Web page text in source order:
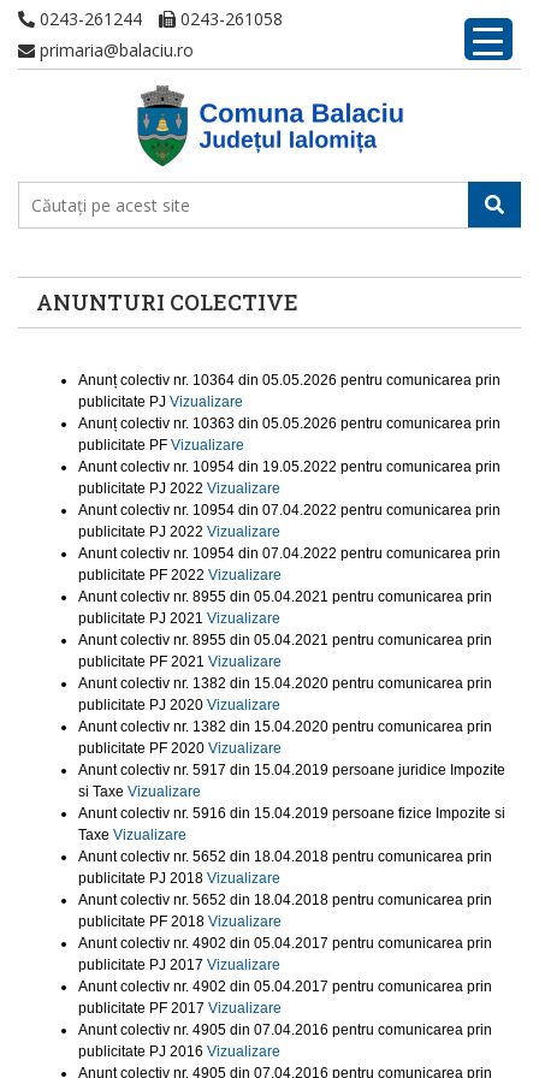
0243-261244
0243-261058
primaria@balaciu.ro
ANUNTURI COLECTIVE
Anunț colectiv nr. 10364 din 05.05.2026 pentru comunicarea prin
publicitate PJ Vizualizare
Anunț colectiv nr. 10363 din 05.05.2026 pentru comunicarea prin
publicitate PF Vizualizare
Anunt colectiv nr. 10954 din 19.05.2022 pentru comunicarea prin
publicitate PJ 2022 Vizualizare
Anunt colectiv nr. 10954 din 07.04.2022 pentru comunicarea prin
publicitate PJ 2022 Vizualizare
Anunt colectiv nr. 10954 din 07.04.2022 pentru comunicarea prin
publicitate PF 2022 Vizualizare
Anunt colectiv nr. 8955 din 05.04.2021 pentru comunicarea prin
publicitate PJ 2021 Vizualizare
Anunt colectiv nr. 8955 din 05.04.2021 pentru comunicarea prin
publicitate PF 2021 Vizualizare
Anunt colectiv nr. 1382 din 15.04.2020 pentru comunicarea prin
publicitate PJ 2020 Vizualizare
Anunt colectiv nr. 1382 din 15.04.2020 pentru comunicarea prin
publicitate PF 2020 Vizualizare
Anunt colectiv nr. 5917 din 15.04.2019 persoane juridice Impozite
si Taxe Vizualizare
Anunt colectiv nr. 5916 din 15.04.2019 persoane fizice Impozite si
Taxe Vizualizare
Anunt colectiv nr. 5652 din 18.04.2018 pentru comunicarea prin
publicitate PJ 2018 Vizualizare
Anunt colectiv nr. 5652 din 18.04.2018 pentru comunicarea prin
publicitate PF 2018 Vizualizare
Anunt colectiv nr. 4902 din 05.04.2017 pentru comunicarea prin
publicitate PJ 2017 Vizualizare
Anunt colectiv nr. 4902 din 05.04.2017 pentru comunicarea prin
publicitate PF 2017 Vizualizare
Anunt colectiv nr. 4905 din 07.04.2016 pentru comunicarea prin
publicitate PJ 2016 Vizualizare
Anunt colectiv nr. 4905 din 07.04.2016 pentru comunicarea prin